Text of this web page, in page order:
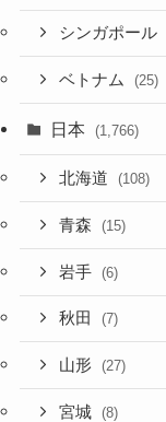
シンガポール
ベトナム (25)
日本 (1,766)
北海道 (108)
青森 (15)
岩手 (6)
秋田 (7)
山形 (27)
宮城 (8)